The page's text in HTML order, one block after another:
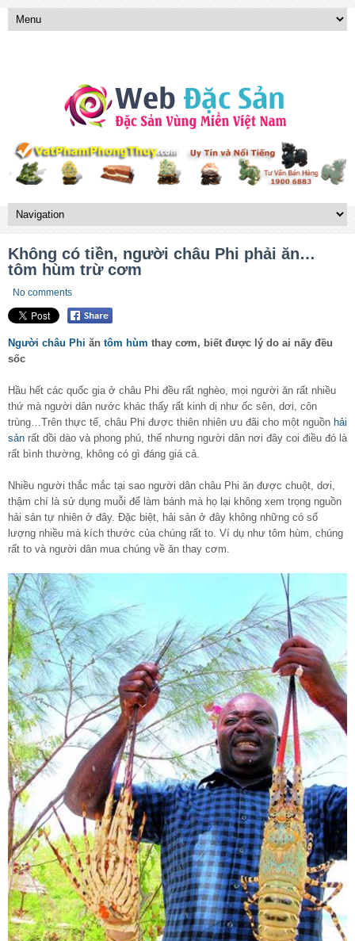
Không có tiền, người châu Phi phải ăn…
tôm hùm trừ cơm
No comments
Người châu Phi ăn tôm hùm thay cơm, biết được lý do ai nấy đều
sốc
Hầu hết các quốc gia ở châu Phi đều rất nghèo, mọi người ăn rất nhiều
thứ mà người dân nước khác thấy rất kinh dị như ốc sên, dơi, côn
trùng…Trên thực tế, châu Phi được thiên nhiên ưu đãi cho một nguồn hải
sản rất dồi dào và phong phú, thế nhưng người dân nơi đây coi điều đó là
rất bình thường, không có gì đáng giá cả.
Nhiều người thắc mắc tại sao người dân châu Phi ăn được chuột, dơi,
thậm chí là sử dụng muỗi để làm bánh mà họ lại không xem trọng nguồn
hải sản tự nhiên ở đây. Đặc biệt, hải sản ở đây không những có số
lượng nhiều mà kích thước của chúng rất to. Ví dụ như tôm hùm, chúng
rất to và người dân mua chúng về ăn thay cơm.